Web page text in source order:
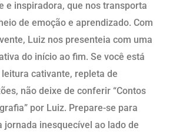
e inspiradora, que nos transporta
de emoção e aprendizado. Com
Luiz nos presenteia com uma
do início ao fim. Se você está
cativante, repleta de
não deixe de conferir “Contos
por Luiz. Prepare-se para
jornada inesquecível ao lado de